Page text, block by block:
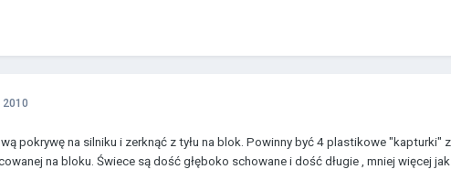
2010
pokrywę na silniku i zerknąć z tyłu na blok. Powinny być 4 plastikowe
na bloku. Świece są dość głęboko schowane i dość długie , mniej więcej